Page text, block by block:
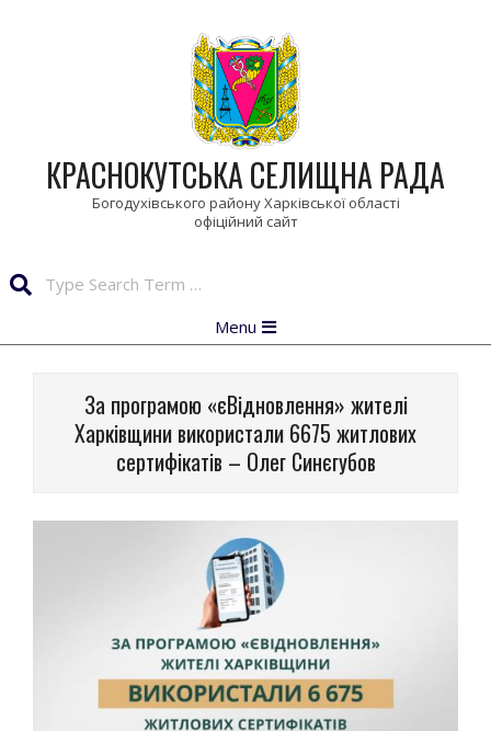
КРАСНОКУТСЬКА СЕЛИЩНА РАДА
Богодухівського району Харківської області
Navigation
Menu
За програмою «єВідновлення» жителі
Харківщини використали 6675 житлових
сертифікатів – Олег Синєгубов